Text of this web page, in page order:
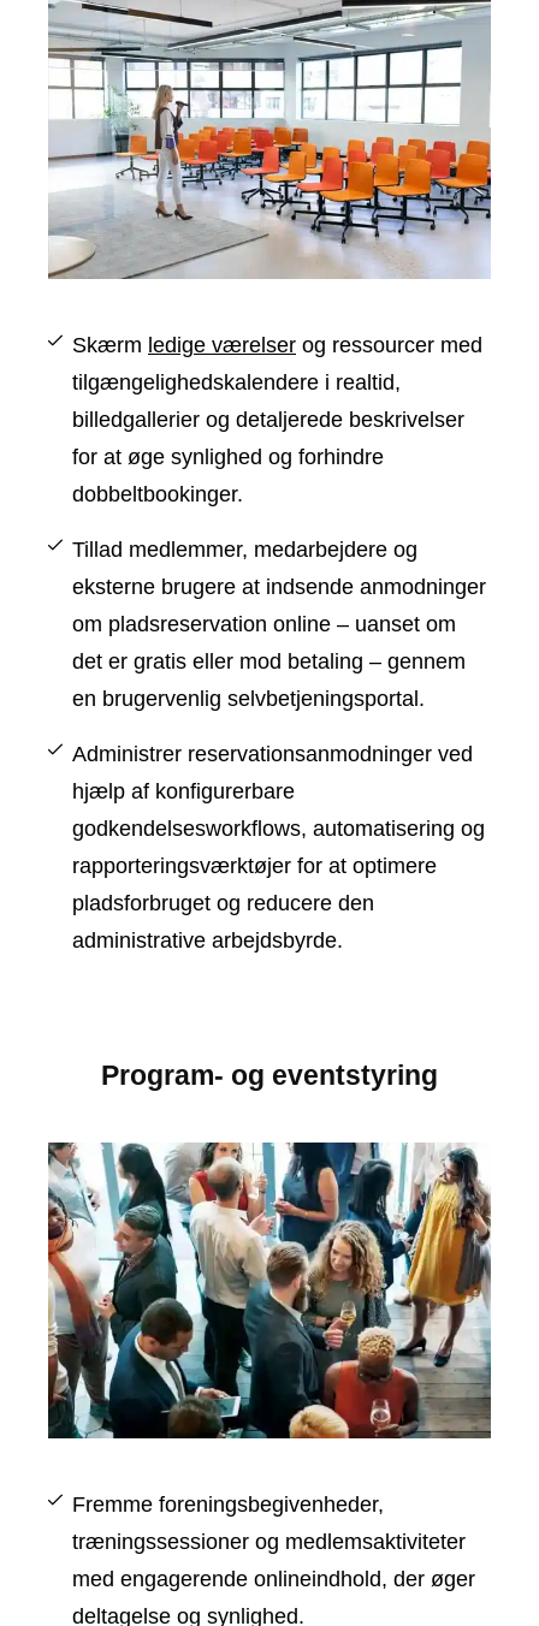
Skærm ledige værelser og ressourcer med
tilgængelighedskalendere i realtid,
billedgallerier og detaljerede beskrivelser
for at øge synlighed og forhindre
dobbeltbookinger.
Tillad medlemmer, medarbejdere og
eksterne brugere at indsende anmodninger
om pladsreservation online – uanset om
det er gratis eller mod betaling – gennem
en brugervenlig selvbetjeningsportal.
Administrer reservationsanmodninger ved
hjælp af konfigurerbare
godkendelsesworkflows, automatisering og
rapporteringsværktøjer for at optimere
pladsforbruget og reducere den
administrative arbejdsbyrde.
Program- og eventstyring
Fremme foreningsbegivenheder,
træningssessioner og medlemsaktiviteter
med engagerende onlineindhold, der øger
deltagelse og synlighed.